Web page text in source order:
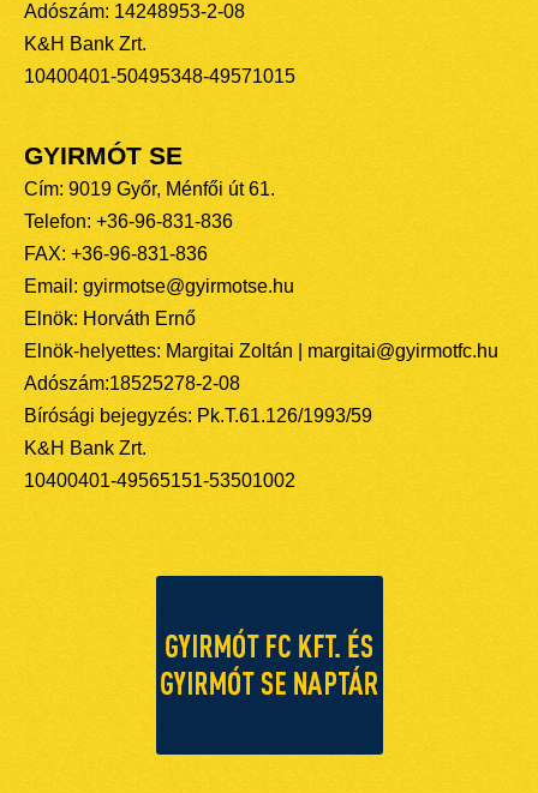
Adószám: 14248953-2-08
K&H Bank Zrt.
10400401-50495348-49571015
GYIRMÓT SE
Cím: 9019 Győr, Ménfői út 61.
Telefon: +36-96-831-836
FAX: +36-96-831-836
Email: gyirmotse@gyirmotse.hu
Elnök: Horváth Ernő
Elnök-helyettes: Margitai Zoltán | margitai@gyirmotfc.hu
Adószám:18525278-2-08
Bírósági bejegyzés: Pk.T.61.126/1993/59
K&H Bank Zrt.
10400401-49565151-53501002